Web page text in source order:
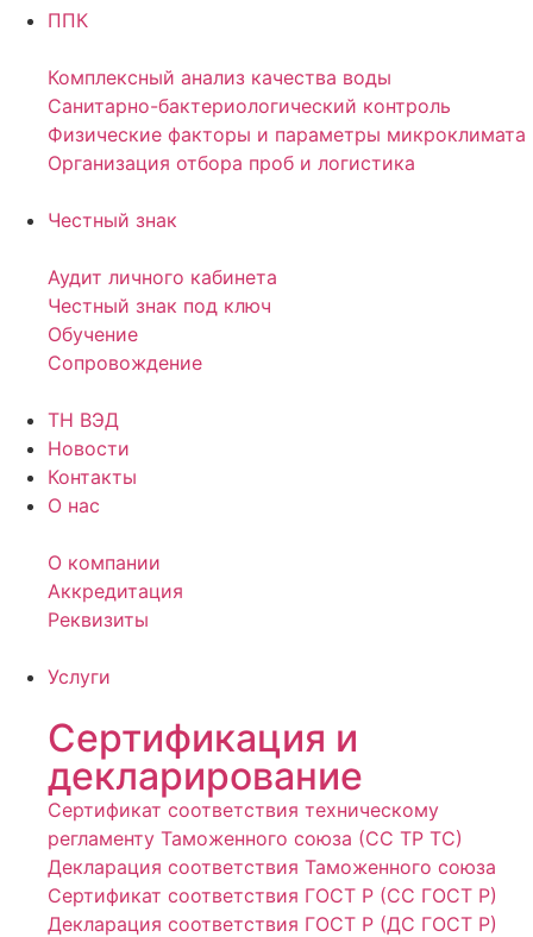
ППК
Комплексный анализ качества воды
Санитарно-бактериологический контроль
Физические факторы и параметры микроклимата
Организация отбора проб и логистика
Честный знак
Аудит личного кабинета
Честный знак под ключ
Обучение
Сопровождение
ТН ВЭД
Новости
Контакты
О нас
О компании
Аккредитация
Реквизиты
Услуги
Сертификация и
декларирование
Сертификат соответствия техническому
регламенту Таможенного союза (СС ТР ТС)
Декларация соответствия Таможенного союза
Сертификат соответствия ГОСТ Р (СС ГОСТ Р)
Декларация соответствия ГОСТ Р (ДС ГОСТ Р)